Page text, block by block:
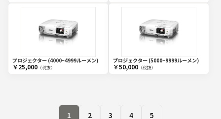
プロジェクター (4000~4999ルーメン)
￥25,000（税抜）
プロジェクター (5000~9999ルーメン)
￥50,000（税抜）
1 2 3 4 5